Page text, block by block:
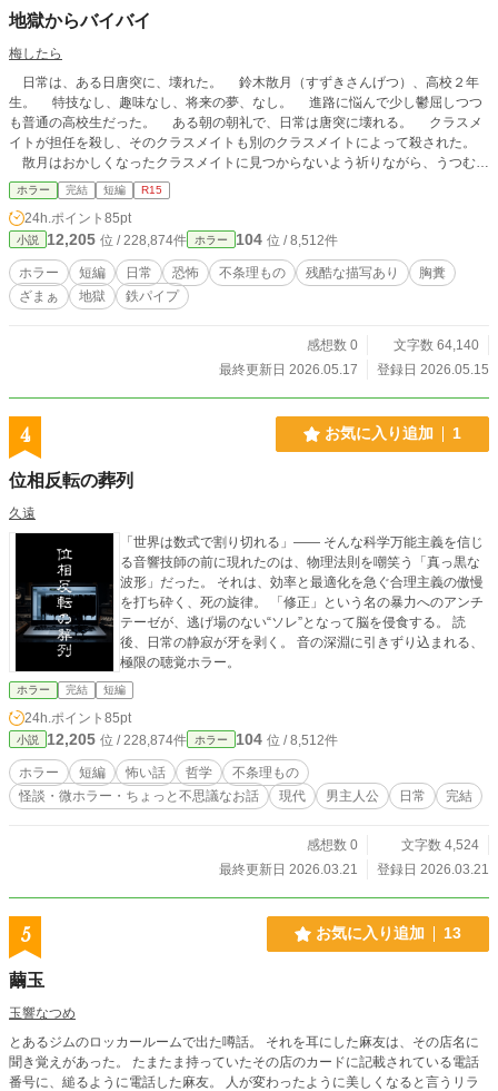
地獄からバイバイ
梅したら
日常は、ある日唐突に、壊れた。 鈴木散月（すずきさんげつ）、高校２年
生。 特技なし、趣味なし、将来の夢、なし。 進路に悩んで少し鬱屈しつつ
も普通の高校生だった。 ある朝の朝礼で、日常は唐突に壊れる。 クラスメ
イトが担任を殺し、そのクラスメイトも別のクラスメイトによって殺された。
散月はおかしくなったクラスメイトに見つからないよう祈りながら、うつむく
ことしかできなかった。 そこに、鉄パイプを持った眼帯の男が乱入してく
る。 男はクラスメイトを惨殺した後、唯一生き残った散月の元を訪れ、笑顔
で告げる。 「きみは、ぼくが命にかえても守るからね！」 これは謎の男イコ
と、散月が出会ったことで始まる話。 ――鈴木散月が、死ぬまでの物語だ。
【登場人物】 ■主人公 鈴木散月（すずきさんげつ） 特技なし、趣味なし、将来
の夢なしの１６歳。 進路に悩んで少し鬱屈しつつも普通の高校生だった。 地獄
からの脱出を目指し、イコと行動をともにする。 ■謎の男 イコ 右目をガーゼ眼
けは優しい。 命にかえても散月を守ると宣言し、地獄からの脱出を手助けす
る。 散月の兄だと言うが、散月に心当たりはない。 全１７ページ 完結まで予
ホラー 完結 短編 R15
24h.ポイント 85pt
小説 12,205 位 / 228,874件 ホラー 104 位 / 8,512件
ホラー 短編 日常 恐怖 不条理もの 残酷な描写あり
胸糞
ざまぁ
地獄 鉄パイプ
感想数 0
文字数 64,140
最終更新日 2026.05.17
登録日 2026.05.15
4 お気に入り追加 1
位相反転の葬列
久遠
「世界は数式で割り切れる」―― そんな科学万能主義を信じ
る音響技師の前に現れたのは、物理法則を嘲笑う「真っ黒な
波形」だった。 それは、効率と最適化を急ぐ合理主義の傲慢
を打ち砕く、死の旋律。 「修正」という名の暴力へのアンチ
テーゼが、逃げ場のない“ソレ”となって脳を侵食する。 読
後、日常の静寂が牙を剥く。 音の深淵に引きずり込まれる、
極限の聴覚ホラー。
ホラー 完結 短編
24h.ポイント 85pt
小説 12,205 位 / 228,874件 ホラー 104 位 / 8,512件
ホラー 短編 怖い話 哲学
不条理もの
怪談・微ホラー・ちょっと不思議なお話
現代 男主人公 日常 完結
感想数 0
文字数 4,524
最終更新日 2026.03.21
登録日 2026.03.21
5 お気に入り追加 13
繭玉
玉響なつめ
とあるジムのロッカールームで出た噂話。 それを耳にした麻友は、その店名に
聞き覚えがあった。 たまたま持っていたその店のカードに記載されている電話
番号に、縋るように電話した麻友。 人が変わったように美しくなると言うリラ